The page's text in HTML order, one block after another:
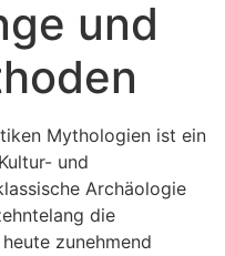
und
Mythologien ist ein
und
Archäologie
die
zunehmend